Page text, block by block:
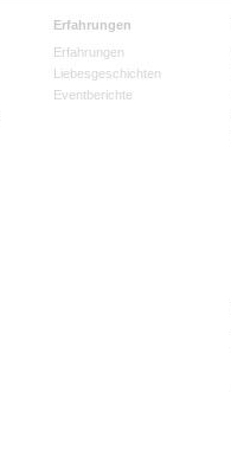
Erfahrungen
Erfahrungen
Liebesgeschichten
Eventberichte